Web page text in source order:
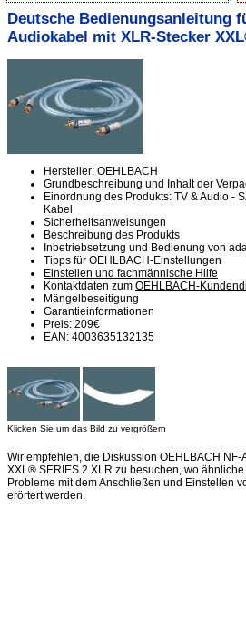
Deutsche Bedienungsanleitung
Audiokabel mit XLR-Stecker
Hersteller: OEHLBACH
Grundbeschreibung und Inhalt der
Einordnung des Produkts: TV & Audio -
Kabel
Sicherheitsanweisungen
Beschreibung des Produkts
Inbetriebsetzung und Bedienung von
Tipps für OEHLBACH-Einstellungen
Einstellen und fachmännische Hilfe
Kontaktdaten zum OEHLBACH-
Mängelbeseitigung
Garantieinformationen
Preis: 209€
EAN: 4003635132135
Klicken Sie um das Bild zu vergrößern
Wir empfehlen, die Diskussion OEHLBACH
XXL® SERIES 2 XLR zu besuchen, wo
Probleme mit dem Anschließen und Einstellen
erörtert werden.